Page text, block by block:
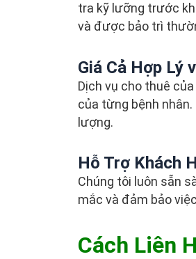
tra kỹ lưỡng trước
và được bảo trì
Giá Cả Hợp Lý
Dịch vụ cho thuê
của từng bệnh
lượng.
Hỗ Trợ Khách
Chúng tôi luôn sẵn
mắc và đảm bảo
Cách Liên